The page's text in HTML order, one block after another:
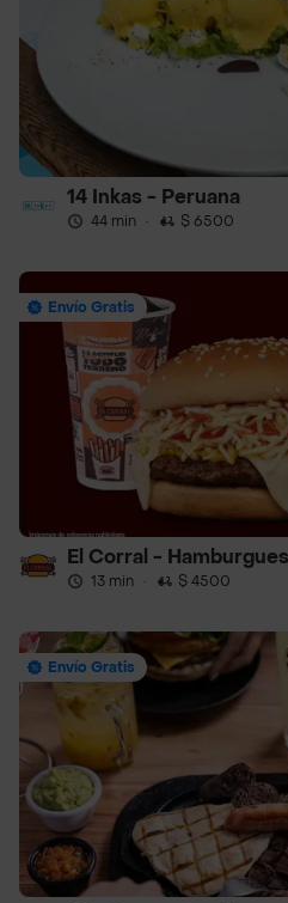
14 Inkas - Peruana
44 min · $ 6500
Envío Gratis
El Corral -
13 min · $ 4500
Envío Gratis